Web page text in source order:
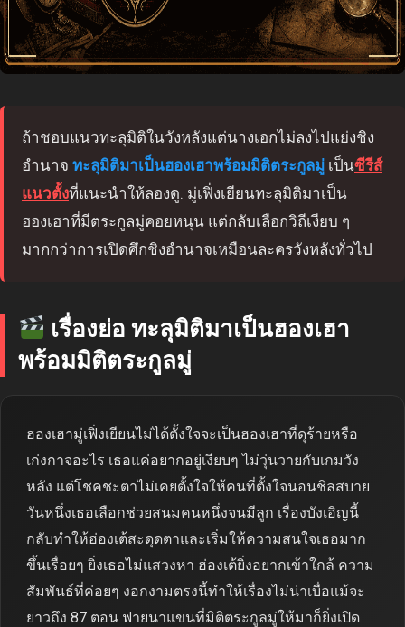
ถ้าชอบแนวทะลุมิติในวังหลังแต่นางเอกไม่ลงไปแย่งชิง
อำนาจ ทะลุมิติมาเป็นฮองเฮาพร้อมมิติตระกูลมู่ เป็นซีรีส์
แนวตั้งที่แนะนำให้ลองดู. มู่เฟิ่งเยียนทะลุมิติมาเป็น
ฮองเฮาที่มีตระกูลมู่คอยหนุน แต่กลับเลือกวิถีเงียบ ๆ
มากกว่าการเปิดศึกชิงอำนาจเหมือนละครวังหลังทั่วไป
เรื่องย่อ ทะลุมิติมาเป็นฮองเฮา
พร้อมมิติตระกูลมู่
ฮองเฮามู่เฟิ่งเยียนไม่ได้ตั้งใจจะเป็นฮองเฮาที่ดุร้ายหรือ
เก่งกาจอะไร เธอแค่อยากอยู่เงียบๆ ไม่วุ่นวายกับเกมวัง
หลัง แต่โชคชะตาไม่เคยตั้งใจให้คนที่ตั้งใจนอนชิลสบาย
วันหนึ่งเธอเลือกช่วยสนมคนหนึ่งจนมีลูก เรื่องบังเอิญนี้
กลับทำให้ฮ่องเต้สะดุดตาและเริ่มให้ความสนใจเธอมาก
ขึ้นเรื่อยๆ ยิ่งเธอไม่แสวงหา ฮ่องเต้ยิ่งอยากเข้าใกล้ ความ
สัมพันธ์ที่ค่อยๆ งอกงามตรงนี้ทำให้เรื่องไม่น่าเบื่อแม้จะ
ยาวถึง 87 ตอน ฟายนาแขนที่มิติตระกูลมู่ให้มาก็ยิ่งเปิด